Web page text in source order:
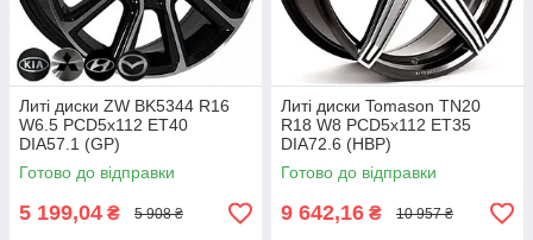
Литі диски ZW BK5344 R16
W6.5 PCD5x112 ET40
DIA57.1 (GP)
Готово до відправки
5 199,04 ₴ 5 908 ₴
Литі диски Tomason TN20
R18 W8 PCD5x112 ET35
DIA72.6 (HBP)
Готово до відправки
9 642,16 ₴ 10 957 ₴